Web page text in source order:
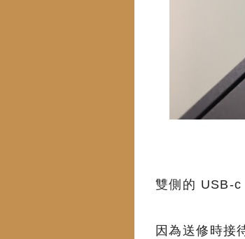
雙側的 USB-c
因為送修時接